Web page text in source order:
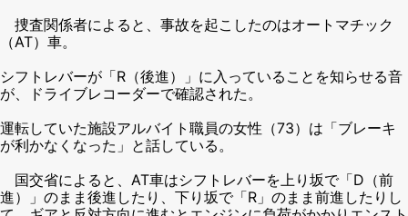
捜査関係者によると、事故を起こしたのはオートマチック
（AT）車。
シフトレバーが「R（後進）」に入っていることを知らせる音
が、ドライブレコーダーで確認された。
運転していた施設アルバイト職員の女性（73）は「ブレーキ
が利かなくなった」と話している。
国交省によると、AT車はシフトレバーを上り坂で「D（前
進）」のまま後進したり、下り坂で「R」のまま前進したりし